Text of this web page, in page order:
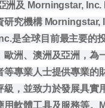
洲及 Morningstar,
研究機構 Morningstar,
是全球目前最主要的
歐洲、澳洲及亞洲，為
等專業人士提供專業的
級，並致力於發展具實
用軟體工具及服務等